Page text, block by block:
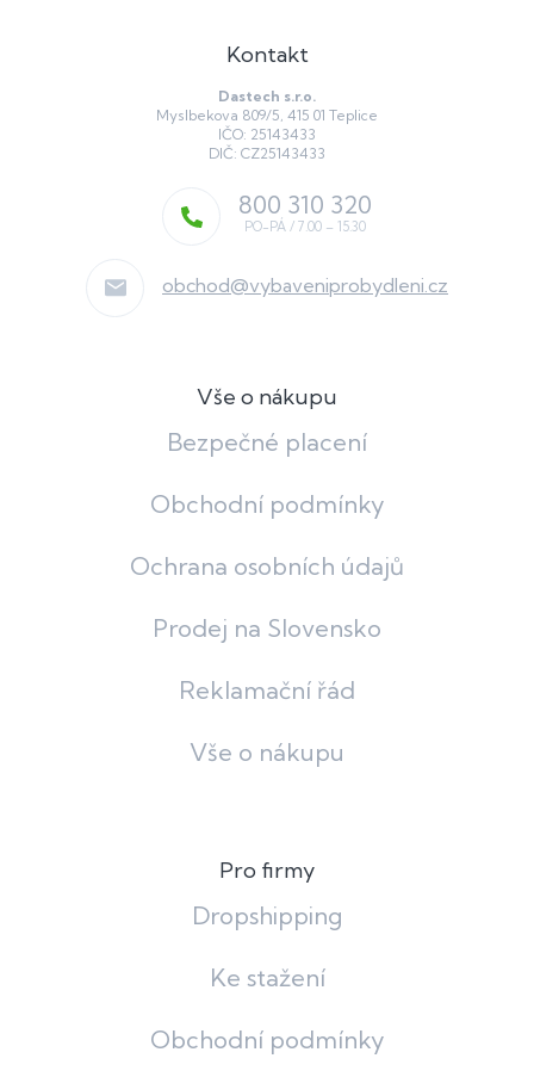
Kontakt
Dastech s.r.o.
Myslbekova 809/5, 415 01 Teplice
IČO: 25143433
DIČ: CZ25143433
obchod@vybaveniprobydleni.cz
800 310 320
Vše o nákupu
Bezpečné placení
Obchodní podmínky
Ochrana osobních údajů
Prodej na Slovensko
Reklamační řád
Vše o nákupu
Pro firmy
Dropshipping
Ke stažení
Obchodní podmínky